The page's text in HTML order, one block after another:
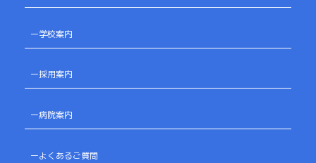
ー学校案内
ー採用案内
ー病院案内
ーよくあるご質問